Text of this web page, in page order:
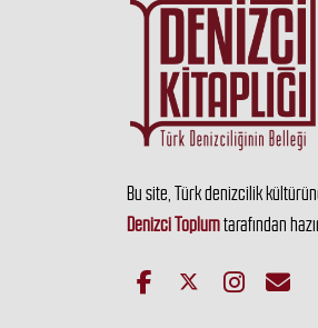
Bu site, Türk denizcilik
Denizci Toplumtarafından